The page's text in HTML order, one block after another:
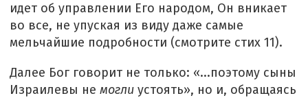
идет об управлении Его народом, Он вникает
во все, не упуская из виду даже самые
мельчайшие подробности (смотрите стих 11).
Далее Бог говорит не только: «...поэтому сыны
Израилевы немогли устоять», но и, обращаясь